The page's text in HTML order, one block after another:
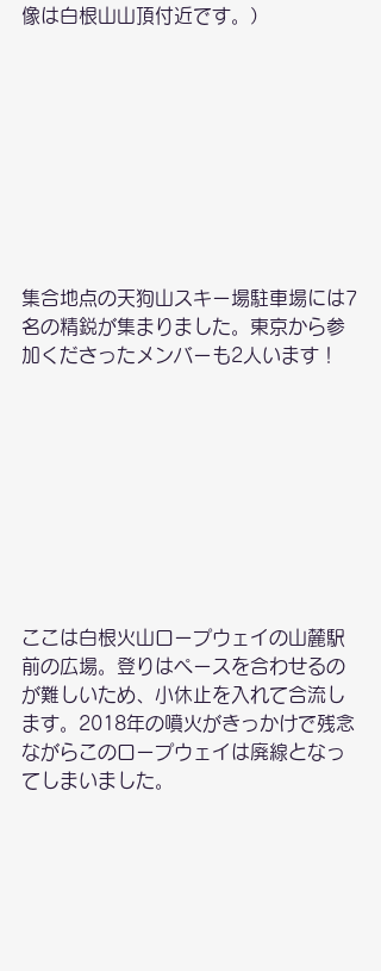
像は白根山山頂付近です。）
集合地点の天狗山スキー場駐車場には7
名の精鋭が集まりました。東京から参
加くださったメンバーも2人います！
ここは白根火山ロープウェイの山麓駅
前の広場。登りはペースを合わせるの
が難しいため、小休止を入れて合流し
ます。2018年の噴火がきっかけで残念
ながらこのロープウェイは廃線となっ
てしまいました。